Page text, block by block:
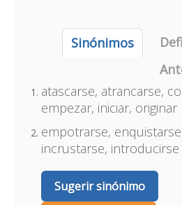
Sinónimos
atascarse, atrancarse,
empezar, iniciar, originar
empotrarse,
incrustarse, introducirse
Sugerir sinónimo